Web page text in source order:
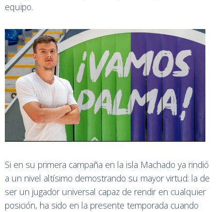
equipo.
Si en su primera campaña en la isla Machado ya rindió
a un nivel altísimo demostrando su mayor virtud: la de
ser un jugador universal capaz de rendir en cualquier
posición, ha sido en la presente temporada cuando